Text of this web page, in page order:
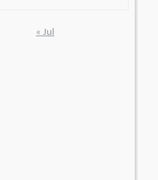
« Jul